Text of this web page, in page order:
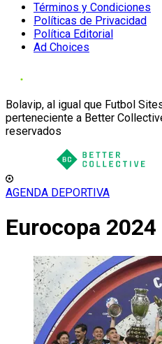
Términos y Condiciones
Políticas de Privacidad
Política Editorial
Ad Choices
Bolavip, al igual que Futbol
perteneciente a Better
reservados
AGENDA DEPORTIVA
Eurocopa 2024